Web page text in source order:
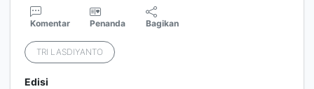
Komentar Penanda Bagikan
TRI LASDIYANTO
Edisi